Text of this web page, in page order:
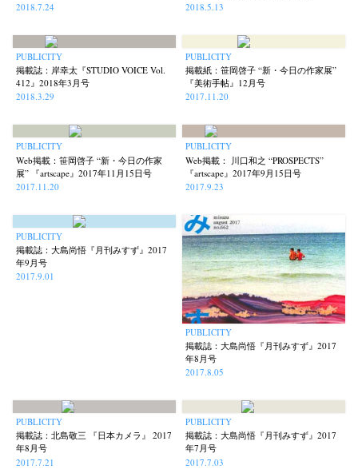
2018.7.24
2018.5.13
PUBLICITY
掲載誌：岸幸太『STUDIO VOICE Vol.
412』2018年3月号
2018.3.29
PUBLICITY
掲載紙：笹岡啓子 “新・今日の作家展”
『美術手帖』12月号
2017.11.20
PUBLICITY
Web掲載：笹岡啓子 “新・今日の作家
展” 『artscape』2017年11月15日号
2017.11.20
PUBLICITY
Web掲載： 川口和之 “PROSPECTS”
『artscape』2017年9月15日号
2017.9.23
PUBLICITY
掲載誌：大島尚悟『月刊みすず』2017
年9月号
2017.9.01
PUBLICITY
掲載誌：大島尚悟『月刊みすず』2017
年8月号
2017.8.05
PUBLICITY
掲載誌：北島敬三 『日本カメラ』 2017
年8月号
2017.7.21
PUBLICITY
掲載誌：大島尚悟『月刊みすず』2017
年7月号
2017.7.03